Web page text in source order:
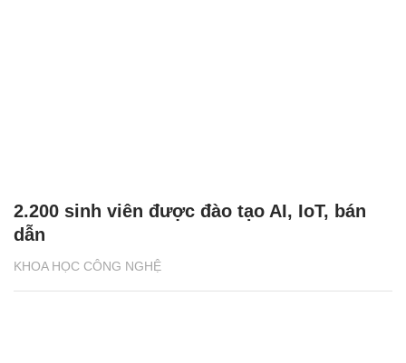
KHOA HỌC CÔNG NGHỆ
2.200 sinh viên được đào tạo AI, IoT, bán
dẫn